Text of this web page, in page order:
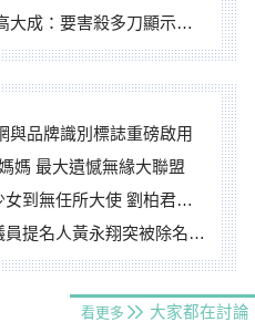
：要害殺多刀顯示怨恨深
與品牌識別標誌重磅啟用
媽 最大遺憾無緣大聯盟
大使 劉柏君女裁判人生國際發光
人黃永翔突被除名 將另提他人
看更多 大家都在討論